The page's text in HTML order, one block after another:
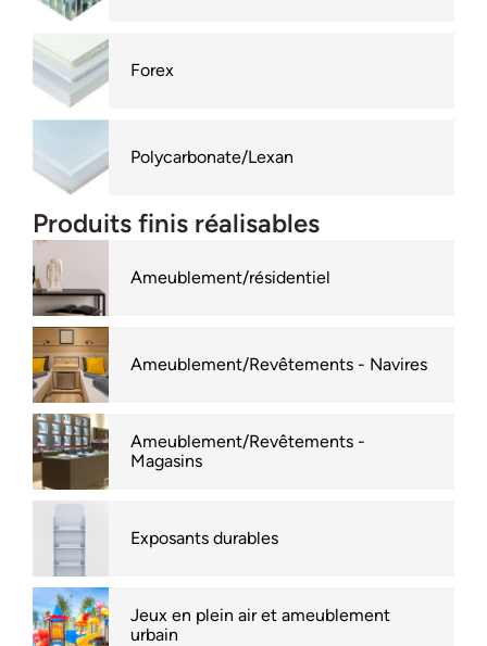
Forex
Polycarbonate/Lexan
Produits finis réalisables
Ameublement/résidentiel
Ameublement/Revêtements - Navires
Ameublement/Revêtements -
Magasins
Exposants durables
Jeux en plein air et ameublement
urbain